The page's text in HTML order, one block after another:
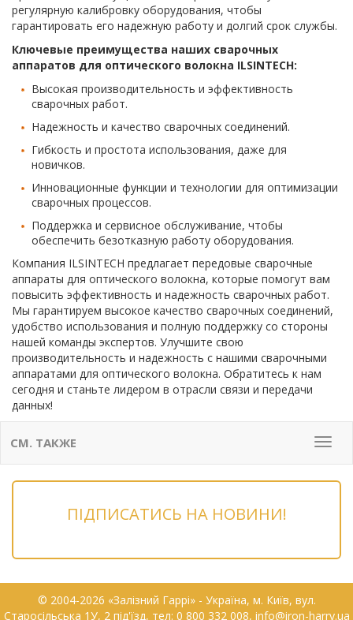
регулярную калибровку оборудования, чтобы
гарантировать его надежную работу и долгий срок службы.
Ключевые преимущества наших сварочных
аппаратов для оптического волокна ILSINTECH:
Высокая производительность и эффективность
сварочных работ.
Надежность и качество сварочных соединений.
Гибкость и простота использования, даже для
новичков.
Инновационные функции и технологии для оптимизации
сварочных процессов.
Поддержка и сервисное обслуживание, чтобы
обеспечить безотказную работу оборудования.
Компания ILSINTECH предлагает передовые сварочные
аппараты для оптического волокна, которые помогут вам
повысить эффективность и надежность сварочных работ.
Мы гарантируем высокое качество сварочных соединений,
удобство использования и полную поддержку со стороны
нашей команды экспертов. Улучшите свою
производительность и надежность с нашими сварочными
аппаратами для оптического волокна. Обратитесь к нам
сегодня и станьте лидером в отрасли связи и передачи
данных!
Меню
СМ. ТАКЖЕ
ПІДПИСАТИСЬ НА НОВИНИ!
© 2004-2026 «Залізний Гаррі» - Українa, м. Київ, вул.
Старосільська 1У, 2 під'їзд, тел: 0 800 332 008, info@iron-harry.ua